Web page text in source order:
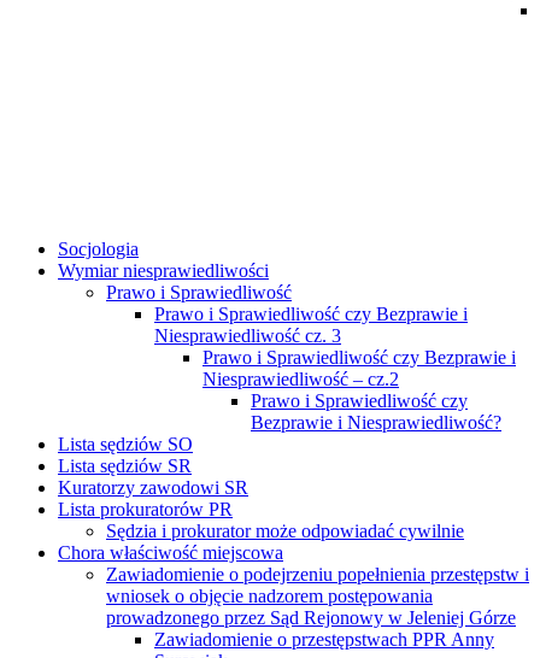
Socjologia
Wymiar niesprawiedliwości
Prawo i Sprawiedliwość
Prawo i Sprawiedliwość czy Bezprawie i
Niesprawiedliwość cz. 3
Prawo i Sprawiedliwość czy Bezprawie i
Niesprawiedliwość – cz.2
Prawo i Sprawiedliwość czy
Bezprawie i Niesprawiedliwość?
Lista sędziów SO
Lista sędziów SR
Kuratorzy zawodowi SR
Lista prokuratorów PR
Sędzia i prokurator może odpowiadać cywilnie
Chora właściwość miejscowa
Zawiadomienie o podejrzeniu popełnienia przestępstw i
wniosek o objęcie nadzorem postępowania
prowadzonego przez Sąd Rejonowy w Jeleniej Górze
Zawiadomienie o przestępstwach PPR Anny